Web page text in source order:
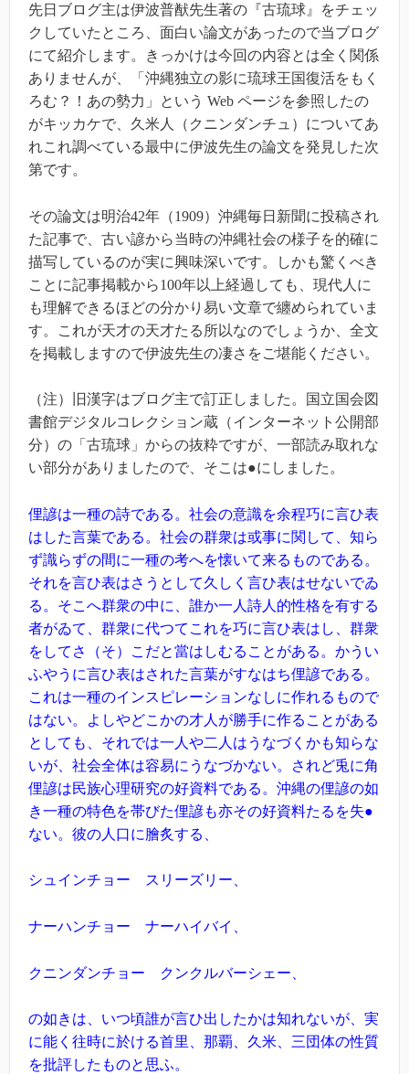
先日ブログ主は伊波普猷先生著の『古琉球』をチェッ
クしていたところ、面白い論文があったので当ブログ
にて紹介します。きっかけは今回の内容とは全く関係
ありませんが、「沖縄独立の影に琉球王国復活をもく
ろむ？！あの勢力」という Web ページを参照したの
がキッカケで、久米人（クニンダンチュ）についてあ
れこれ調べている最中に伊波先生の論文を発見した次
第です。
その論文は明治42年（1909）沖縄毎日新聞に投稿され
た記事で、古い諺から当時の沖縄社会の様子を的確に
描写しているのが実に興味深いです。しかも驚くべき
ことに記事掲載から100年以上経過しても、現代人に
も理解できるほどの分かり易い文章で纏められていま
す。これが天才の天才たる所以なのでしょうか、全文
を掲載しますので伊波先生の凄さをご堪能ください。
（注）旧漢字はブログ主で訂正しました。国立国会図
書館デジタルコレクション蔵（インターネット公開部
分）の「古琉球」からの抜粋ですが、一部読み取れな
い部分がありましたので、そこは●にしました。
俚諺は一種の詩である。社会の意識を余程巧に言ひ表
はした言葉である。社会の群衆は或事に関して、知ら
ず識らずの間に一種の考へを懐いて来るものである。
それを言ひ表はさうとして久しく言ひ表はせないでゐ
る。そこへ群衆の中に、誰か一人詩人的性格を有する
者がゐて、群衆に代つてこれを巧に言ひ表はし、群衆
をしてさ（そ）こだと當はしむることがある。かうい
ふやうに言ひ表はされた言葉がすなはち俚諺である。
これは一種のインスピレーションなしに作れるもので
はない。よしやどこかの才人が勝手に作ることがある
としても、それでは一人や二人はうなづくかも知らな
いが、社会全体は容易にうなづかない。されど兎に角
俚諺は民族心理研究の好資料である。沖縄の俚諺の如
き一種の特色を帯びた俚諺も亦その好資料たるを失●
ない。彼の人口に膾炙する、
シュインチョー スリーズリー、
ナーハンチョー ナーハイバイ、
クニンダンチョー クンクルバーシェー、
の如きは、いつ頃誰が言ひ出したかは知れないが、実
に能く往時に於ける首里、那覇、久米、三団体の性質
を批評したものと思ふ。